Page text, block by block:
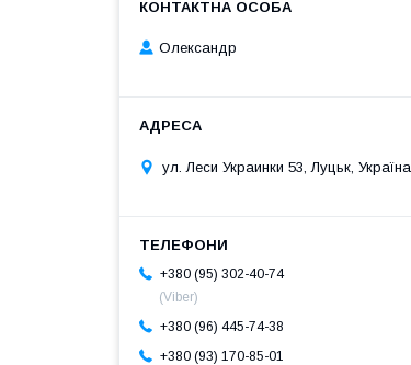
Олександр
ул. Леси Украинки 53, Луцьк, Україна
+380 (95) 302-40-74
(Viber)
+380 (96) 445-74-38
+380 (93) 170-85-01